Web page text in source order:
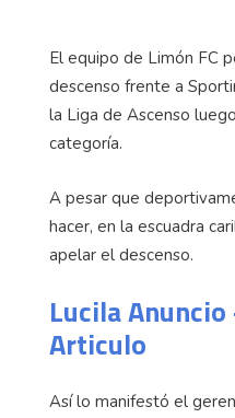
El equipo de Limón FC
descenso frente a
la Liga de Ascenso
categoría.
A pesar que
hacer, en la escuadra
apelar el descenso.
Lucila Anuncio
Articulo
Así lo manifestó el